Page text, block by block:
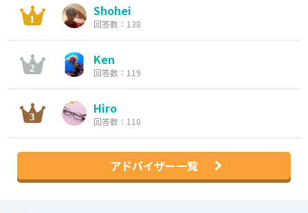
Shohei
回答数：138
Ken
回答数：119
Hiro
回答数：110
アドバイザー一覧